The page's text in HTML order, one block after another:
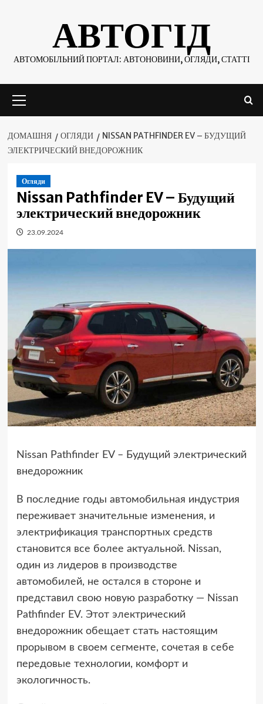
АВТОГІД
АВТОМОБІЛЬНИЙ ПОРТАЛ: АВТОНОВИНИ, ОГЛЯДИ, СТАТТІ
меню
ДОМАШНЯ ОГЛЯДИ
NISSAN PATHFINDER EV – БУДУЩИЙ
ЭЛЕКТРИЧЕСКИЙ ВНЕДОРОЖНИК
Огляди
Nissan Pathfinder EV – Будущий
электрический внедорожник
23.09.2024
Nissan Pathfinder EV – Будущий электрический
внедорожник
В последние годы автомобильная индустрия
переживает значительные изменения, и
электрификация транспортных средств
становится все более актуальной. Nissan,
один из лидеров в производстве
автомобилей, не остался в стороне и
представил свою новую разработку — Nissan
Pathfinder EV. Этот электрический
внедорожник обещает стать настоящим
прорывом в своем сегменте, сочетая в себе
передовые технологии, комфорт и
экологичность.